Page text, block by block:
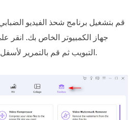
قم بتشغيل برنامج شحذ الفيديو
جهاز الكمبيوتر الخاص بك. انقر
التبويب ثم قم بالتمريرأداة.